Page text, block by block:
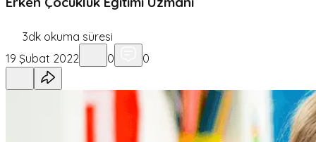
3dk okuma süresi
19 Şubat 2022
0 0